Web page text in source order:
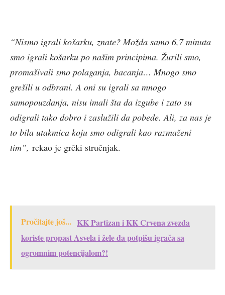
“Nismo igrali košarku, znate? Možda samo 6,7 minuta
smo igrali košarku po našim principima. Žurili smo,
promašivali smo polaganja, bacanja… Mnogo smo
grešili u odbrani. A oni su igrali sa mnogo
samopouzdanja, nisu imali šta da izgube i zato su
odigrali tako dobro i zaslužili da pobede. Ali, za nas je
to bila utakmica koju smo odigrali kao razmaženi
tim”, rekao je grčki stručnjak.
Pročitajte još... KK Partizan i KK Crvena zvezda
koriste propast Asvela i žele da potpišu igrača sa
ogromnim potencijalom?!